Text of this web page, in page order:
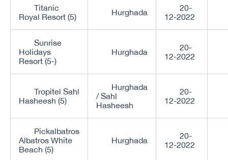
Titanic
Royal Resort (5)
Hurghada
20-
12-2022
Sunrise
Holidays
Resort (5-)
Hurghada
20-
12-2022
Tropitel Sahl
Hasheesh (5)
Hurghada
/ Sahl
Hasheesh
20-
12-2022
Pickalbatros
Albatros White
Beach (5)
Hurghada
20-
12-2022